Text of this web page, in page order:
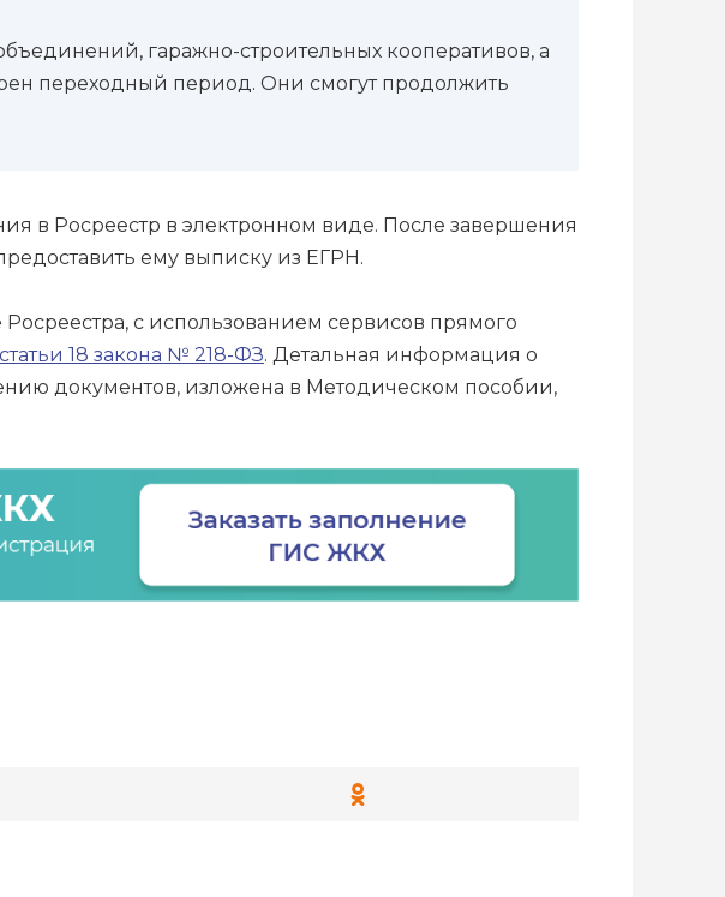
гаражно-строительных кооперативов, а
переходный период. Они смогут продолжить
в Росреестр в электронном виде. После завершения
ему выписку из ЕГРН.
с использованием сервисов прямого
18 закона № 218-ФЗ. Детальная информация о
документов, изложена в Методическом пособии,